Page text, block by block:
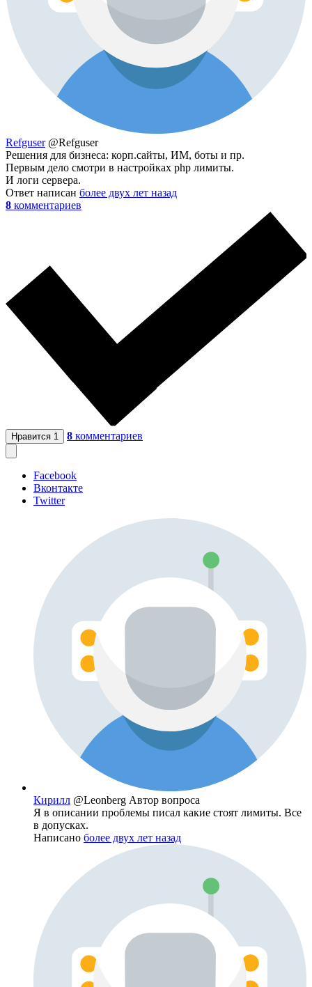
Refguser @Refguser
Решения для бизнеса: корп.сайты, ИМ, боты и пр.
Первым дело смотри в настройках php лимиты.
И логи сервера.
Ответ написан более двух лет назад
8 комментариев
Нравится 1 8 комментариев
Facebook
Вконтакте
Twitter
Кирилл @Leonberg Автор вопроса
Я в описании проблемы писал какие стоят лимиты. Все
в допусках.
Написано более двух лет назад